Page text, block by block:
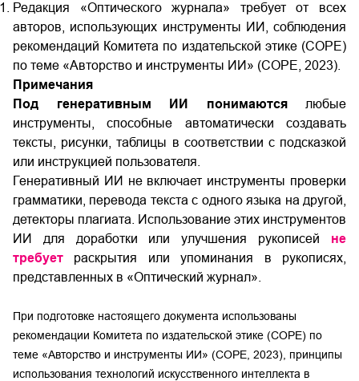
Редакция «Оптического журнала» требует от всех
авторов, использующих инструменты ИИ, соблюдения
рекомендаций Комитета по издательской этике (COPE)
по теме «Авторство и инструменты ИИ» (COPE, 2023).
Примечания
Под генеративным ИИ понимаютсялюбые
инструменты, способные автоматически создавать
тексты, рисунки, таблицы в соответствии с подсказкой
или инструкцией пользователя.
Генеративный ИИ не включает инструменты проверки
грамматики, перевода текста с одного языка на другой,
детекторы плагиата. Использование этих инструментов
ИИ для доработки или улучшения рукописей не
требует раскрытия или упоминания в рукописях,
представленных в «Оптический журнал».
При подготовке настоящего документа использованы
рекомендации Комитета по издательской этике (COPE) по
теме «Авторство и инструменты ИИ» (COPE, 2023), принципы
использования технологий искусственного интеллекта в